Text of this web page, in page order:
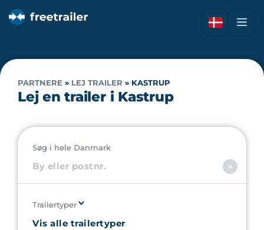
PARTNERE » LEJ TRAILER » KASTRUP
Lej en trailer i Kastrup
Søg i hele Danmark
Trailertyper